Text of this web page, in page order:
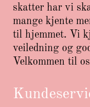
skatter har vi
mange kjente
til hjemmet. Vi
veiledning og
Velkommen til